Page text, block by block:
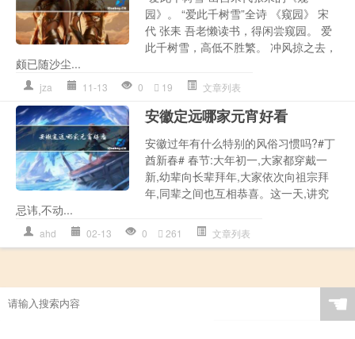
园》。 “爱此千树雪”全诗 《窥园》 宋
代 张耒 吾老懒读书，得闲尝窥园。 爱
此千树雪，高低不胜繁。 冲风掠之去，
颇已随沙尘...
jza 11-13 0 19 文章列表
安徽定远哪家元宵好看
安徽过年有什么特别的风俗习惯吗?#丁
酋新春# 春节:大年初一,大家都穿戴一
新,幼辈向长辈拜年,大家依次向祖宗拜
年,同辈之间也互相恭喜。这一天,讲究
忌讳,不动...
ahd 02-13 0 261 文章列表
☚